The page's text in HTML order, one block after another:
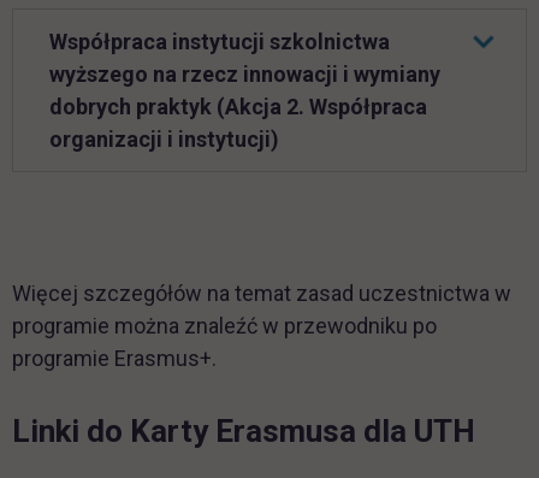
Współpraca instytucji szkolnictwa
wyższego na rzecz innowacji i wymiany
dobrych praktyk (Akcja 2. Współpraca
organizacji i instytucji)
Więcej szczegółów na temat zasad uczestnictwa w
programie można znaleźć w przewodniku po
programie Erasmus+.
Linki do Karty Erasmusa dla UTH